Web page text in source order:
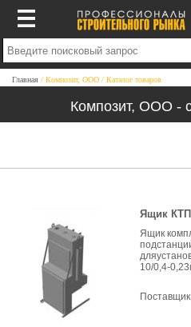
Главная Композит, ООО Каталог товаров
Композит, ООО -
Ящик КТП
Ящик
10/0,4-